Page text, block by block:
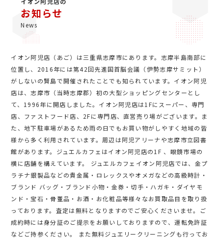
お知らせ
News
イオン阿児店（あご）は三重県志摩市にあります。志摩半島南部に
位置し、2016年には第42回先進国首脳会議（伊勢志摩サミット）
がしないの賢島で開催されたことでも知られています。イオン阿児
店は、志摩市（当時志摩郡）初の大型ショッピングセンターとし
て、1996年に開店しました。イオン阿児店は1Fにスーパー、専門
店、ファストフード店、2Fに専門店、直営売り場がございます。ま
た、地下駐車場があるため雨の日でもお買い物がしやすく地域の皆
様から多く利用されています。周辺は阿児アリーナや志摩市立図書
館があります。ジュエルカフェはイオン阿児店の1F 、眼鏡市場の
横に店舗を構えています。 ジュエルカフェイオン阿児店では、金プ
ラチナ銀製品などの貴金属・ロレックスやオメガなどの高級時計・
ブランド バッグ・ブランド小物・金券・切手・ハガキ・ダイヤモ
ンド・宝石・骨董品・お酒・お化粧品等様々なお買取品目を取り扱
っております。査定は無料となりますのでご安心くださいませ。ご
成約時には身分証のご提示をお願いしておりますので、運転免許証
などご持参ください。 また無料ジュエリークリーニングも行ってお